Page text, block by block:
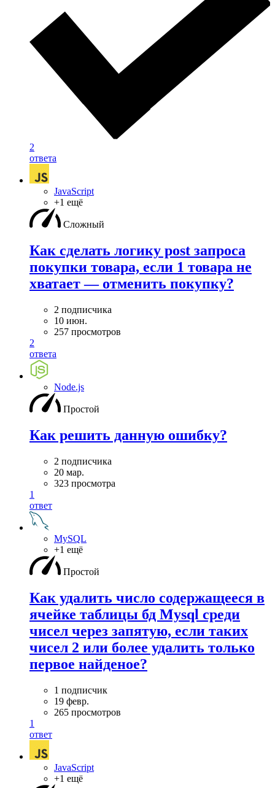
2
ответа
JavaScript
+1 ещё
Сложный
Как сделать логику post запроса
покупки товара, если 1 товара не
хватает — отменить покупку?
2 подписчика
10 июн.
257 просмотров
2
ответа
Node.js
Простой
Как решить данную ошибку?
2 подписчика
20 мар.
323 просмотра
1
ответ
MySQL
+1 ещё
Простой
Как удалить число содержащееся в
ячейке таблицы бд Mysql среди
чисел через запятую, если таких
чисел 2 или более удалить только
первое найденое?
1 подписчик
19 февр.
265 просмотров
1
ответ
JavaScript
+1 ещё